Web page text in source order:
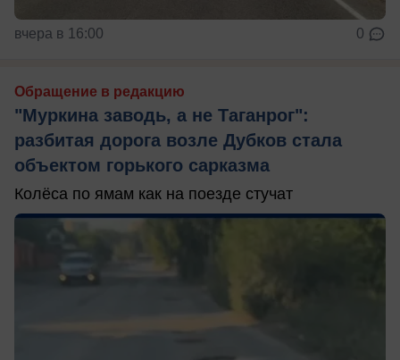
вчера в 16:00 0
Обращение в редакцию
"Муркина заводь, а не Таганрог":
разбитая дорога возле Дубков стала
объектом горького сарказма
Колёса по ямам как на поезде стучат